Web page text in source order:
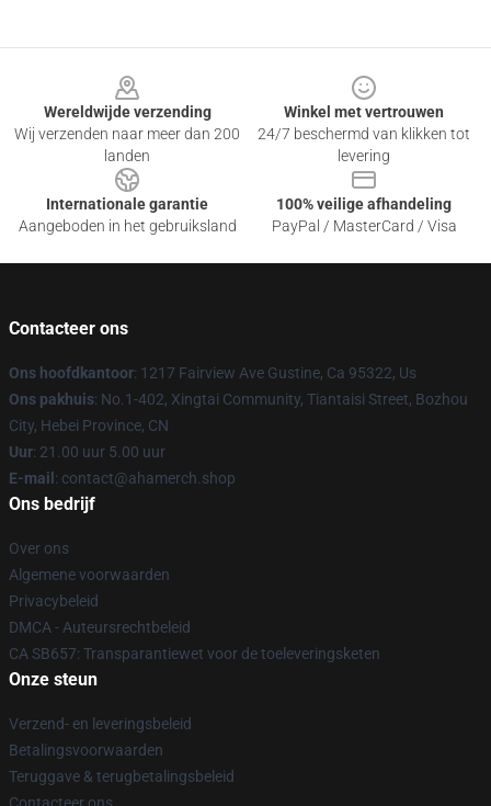
Wereldwijde verzending
Wij verzenden naar meer dan 200
landen
Winkel met vertrouwen
24/7 beschermd van klikken tot
levering
Internationale garantie
Aangeboden in het gebruiksland
100% veilige afhandeling
PayPal / MasterCard / Visa
Contacteer ons
Ons hoofdkantoor: 1217 Fairview Ave Gustine, Ca 95322, Us
Ons pakhuis: No.1-402, Xingtai Community, Tiantaisi Street, Bozhou
City, Hebei Province, CN
Uur: 21.00 uur 5.00 uur
E-mail : contact@ahamerch.shop
Ons bedrijf
Over ons
Algemene voorwaarden
Privacybeleid
DMCA - Auteursrechtbeleid
CA SB657: Transparantiewet voor de toeleveringsketen
Onze steun
Verzend- en leveringsbeleid
Betalingsvoorwaarden
Teruggave & terugbetalingsbeleid